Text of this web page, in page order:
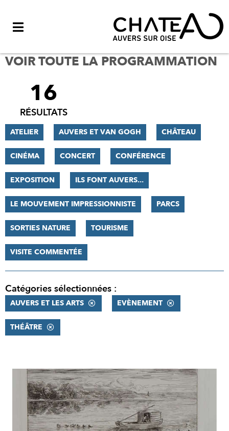
VOIR TOUTE LA PROGRAMMATION
FILTRER
RÉSULTATS
16
RÉSULTATS
ATELIER AUVERS ET VAN GOGH CHÂTEAU
CINÉMA CONCERT CONFÉRENCE
EXPOSITION ILS FONT AUVERS...
LE MOUVEMENT IMPRESSIONNISTE PARCS
SORTIES NATURE TOURISME
VISITE COMMENTÉE
Catégories sélectionnées :
AUVERS ET LES ARTS EVÈNEMENT
THÉÂTRE
RÉSULTATS